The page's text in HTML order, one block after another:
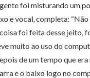
foi misturando um
e vocal, completa:
foi feita desse jeito,
muito ao uso do
de um tempo que
e o baixo logo no